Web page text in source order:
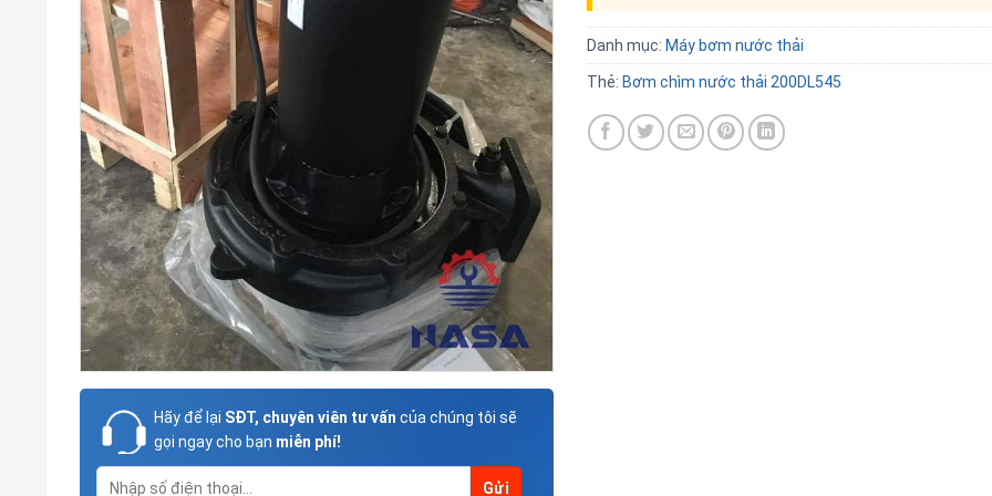
Hãy để lại SĐT, chuyên viên tư vấn của chúng tôi sẽ
gọi ngay cho bạn miễn phí!
Danh mục: Máy bơm nước thải
Thẻ: Bơm chìm nước thải 200DL545